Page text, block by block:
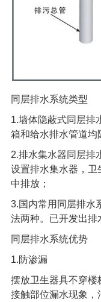
同层排水系统类型
1.墙体隐蔽式同层排
箱和给水排水管道均
2.排水集水器同层排
设置排水集水器，卫
中排放；
3.国内常用同层排水
法两种。已开发出排
同层排水系统优势
1.防渗漏
摆放卫生器具不穿楼
接触部位漏水现象，